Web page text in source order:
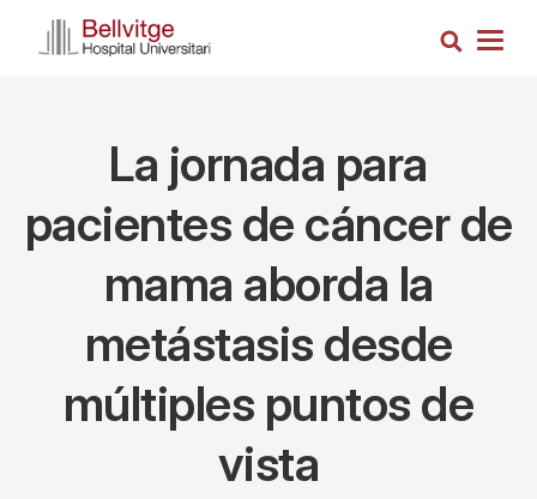
Busca
La jornada para
pacientes de cáncer de
mama aborda la
metástasis desde
múltiples puntos de
vista